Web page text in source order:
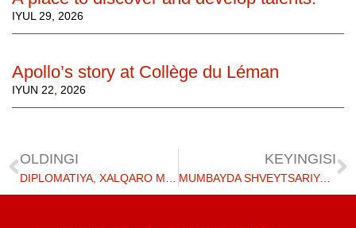
IYUL 29, 2026
Apollo’s story at Collège du Léman
IYUN 22, 2026
OLDINGI KEYINGISI
MUMBAYDA SHVEYTSARIYA TA'LIMI 2023 YIL 3 FEVRAL